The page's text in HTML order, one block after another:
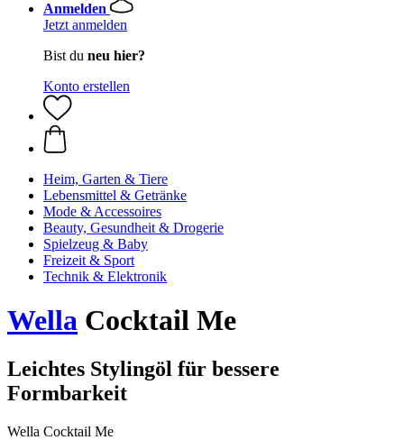
Anmelden
Jetzt anmelden
Bist du neu hier?
Konto erstellen
Heim, Garten & Tiere
Lebensmittel & Getränke
Mode & Accessoires
Beauty, Gesundheit & Drogerie
Spielzeug & Baby
Freizeit & Sport
Technik & Elektronik
Wella Cocktail Me
Leichtes Stylingöl für bessere
Formbarkeit
Wella Cocktail Me